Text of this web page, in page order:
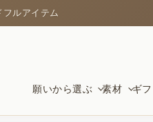
フルアイテム
願いから選ぶ 素材 ギ